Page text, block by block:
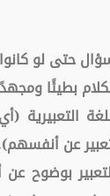
حتى لو
بطيئًا
التعبيرية
عن
بوضوح